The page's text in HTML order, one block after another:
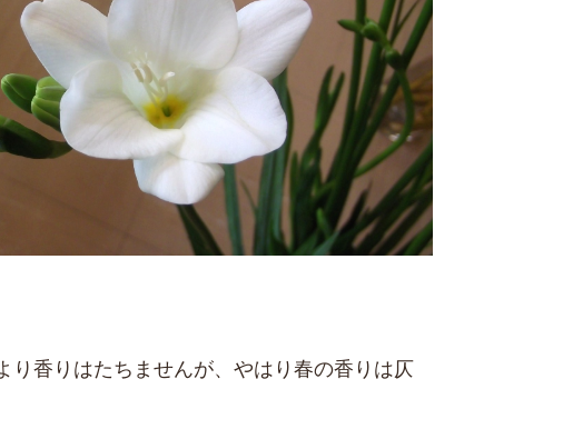
り香りはたちませんが、やはり春の香りは仄